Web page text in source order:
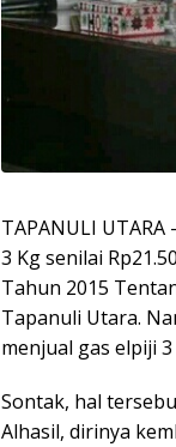
TAPANULI
3 Kg senilai
Tahun 2015
Tapanuli Utara.
menjual gas elpiji
Sontak, hal
Alhasil, dirinya